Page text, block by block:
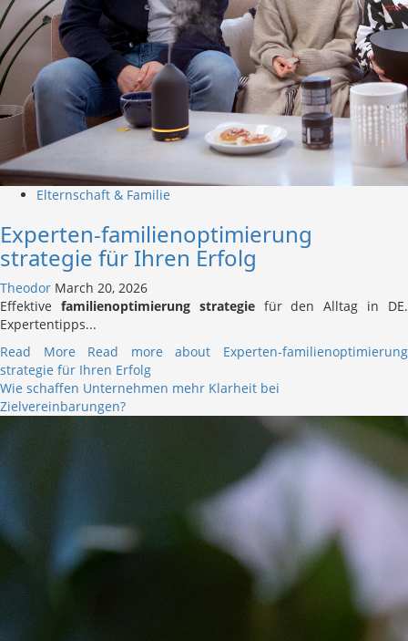
Elternschaft & Familie
Experten-familienoptimierung
strategie für Ihren Erfolg
Theodor March 20, 2026
Effektive familienoptimierung strategiefür den Alltag in DE.
Expertentipps...
Read More Read more about Experten-familienoptimierung
strategie für Ihren Erfolg
Wie schaffen Unternehmen mehr Klarheit bei
Zielvereinbarungen?